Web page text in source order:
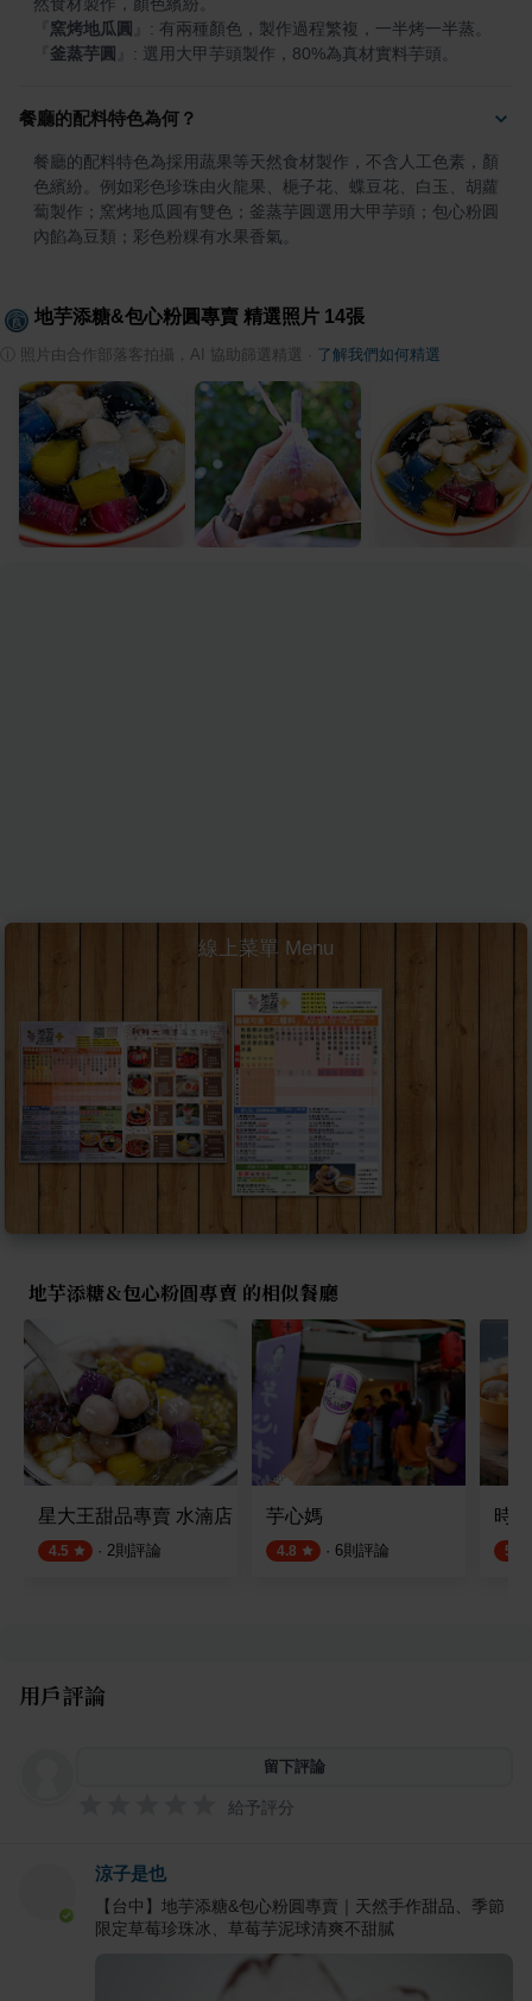
窯烤地瓜圓
釜蒸芋圓 : 選用大甲芋頭製作，80%為真材實料芋頭。
餐廳的配料特色為何？
餐廳的配料特色為採用蔬果等天然食材製作，不含人工色素，顏
色繽紛。例如彩色珍珠由火龍果、梔子花、蝶豆花、白玉、胡蘿
蔔製作；窯烤地瓜圓有雙色；釜蒸芋圓選用大甲芋頭；包心粉圓
內餡為豆類；彩色粉粿有水果香氣。
地芋添糖&包心粉圓專賣 精選照片 14張
照片由合作部落客拍攝，AI 協助篩選精選 了解我們如何精選
線上菜單 Menu
地芋添糖&包心粉圓專賣 的相似餐廳
星大王甜品專賣 水湳店
4.5 · 2則評論
芋心媽
4.8 · 6則評論
時
5.0
用戶評論
留下評論
給予評分
涼子是也
【台中】地芋添糖&包心粉圓專賣｜天然手作甜品、季節
限定草莓珍珠冰、草莓芋泥球清爽不甜膩